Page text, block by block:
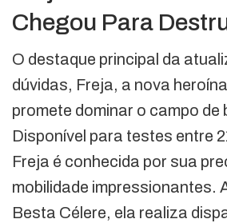
Chegou Para
O destaque principal da
dúvidas, Freja, a nova
promete dominar o campo de
Disponível para testes entre
Freja é conhecida por sua
mobilidade impressionantes.
Besta Célere, ela realiza